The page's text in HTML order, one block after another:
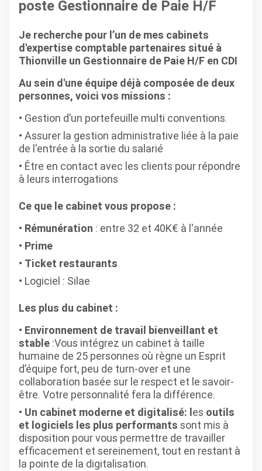
poste Gestionnaire de Paie H/F
Je recherche pour l’un de mes cabinets
d'expertise comptable partenaires situé à
Thionville un Gestionnaire de Paie H/F en CDI
Au sein d'une équipe déjà composée de deux
personnes, voici vos missions :
Gestion d’un portefeuille multi conventions.
Assurer la gestion administrative liée à la paie
de l'entrée à la sortie du salarié
Être en contact avec les clients pour répondre
à leurs interrogations
Ce que le cabinet vous propose :
Rémunération : entre 32 et 40K€ à l'année
Prime
Ticket restaurants
Logiciel : Silae
Les plus du cabinet :
Environnement de travail bienveillant et
stable :Vous intégrez un cabinet à taille
humaine de 25 personnes où règne un Esprit
d’équipe fort, peu de turn-over et une
collaboration basée sur le respect et le savoir-
être. Votre personnalité fera la différence.
Un cabinet moderne et digitalisé: les outils
et logiciels les plus performants sont mis à
disposition pour vous permettre de travailler
efficacement et sereinement, tout en restant à
la pointe de la digitalisation.